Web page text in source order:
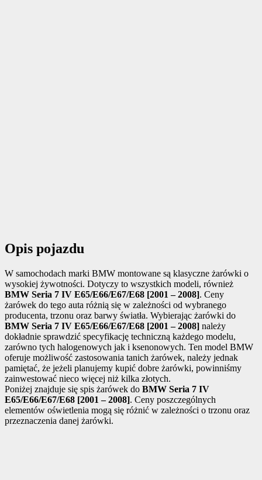
Opis pojazdu
W samochodach marki BMW montowane są klasyczne żarówki o
wysokiej żywotności. Dotyczy to wszystkich modeli, również
BMW Seria 7 IV E65/E66/E67/E68 [2001 – 2008]. Ceny
żarówek do tego auta różnią się w zależności od wybranego
producenta, trzonu oraz barwy światła. Wybierając żarówki do
BMW Seria 7 IV E65/E66/E67/E68 [2001 – 2008] należy
dokładnie sprawdzić specyfikację techniczną każdego modelu,
zarówno tych halogenowych jak i ksenonowych. Ten model BMW
oferuje możliwość zastosowania tanich żarówek, należy jednak
pamiętać, że jeżeli planujemy kupić dobre żarówki, powinniśmy
zainwestować nieco więcej niż kilka złotych.
Poniżej znajduje się spis żarówek do BMW Seria 7 IV
E65/E66/E67/E68 [2001 – 2008]. Ceny poszczególnych
elementów oświetlenia mogą się różnić w zależności o trzonu oraz
przeznaczenia danej żarówki.